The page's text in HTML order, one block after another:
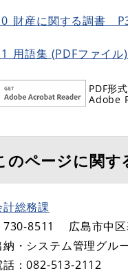
財産に関する調書
用語集 (PDFファイル
PDF形
Adobe
のページに関
計総務課
730-8511
広島市中
納・システム管理グル
話：082-513-2112